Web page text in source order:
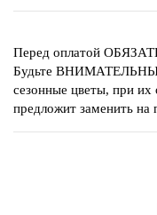
Перед оплатой
Будьте ВНИМАТЕЛЬНЫ,
сезонные цветы, при их
предложит заменить на